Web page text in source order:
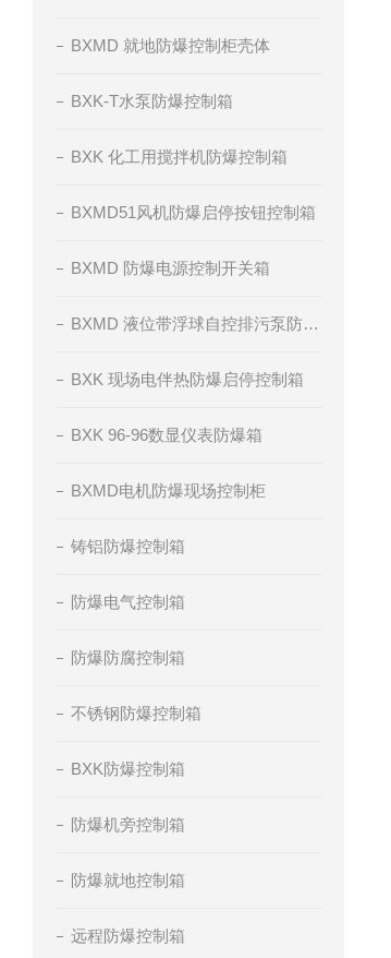
BXMD 就地防爆控制柜壳体
BXK-T水泵防爆控制箱
BXK 化工用搅拌机防爆控制箱
BXMD51风机防爆启停按钮控制箱
BXMD 防爆电源控制开关箱
BXMD 液位带浮球自控排污泵防爆控制箱
BXK 现场电伴热防爆启停控制箱
BXK 96-96数显仪表防爆箱
BXMD电机防爆现场控制柜
铸铝防爆控制箱
防爆电气控制箱
防爆防腐控制箱
不锈钢防爆控制箱
BXK防爆控制箱
防爆机旁控制箱
防爆就地控制箱
远程防爆控制箱